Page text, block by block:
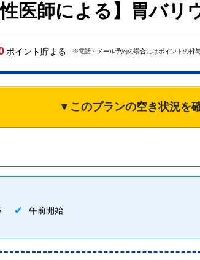
医師による】胃バリ
ポイント貯まる ※電話・メール予約の場合にはポイントの付与
▼このプランの空き状況を
午前開始